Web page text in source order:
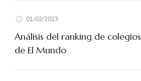
01/02/2023
Análisis del ranking de colegios
de El Mundo